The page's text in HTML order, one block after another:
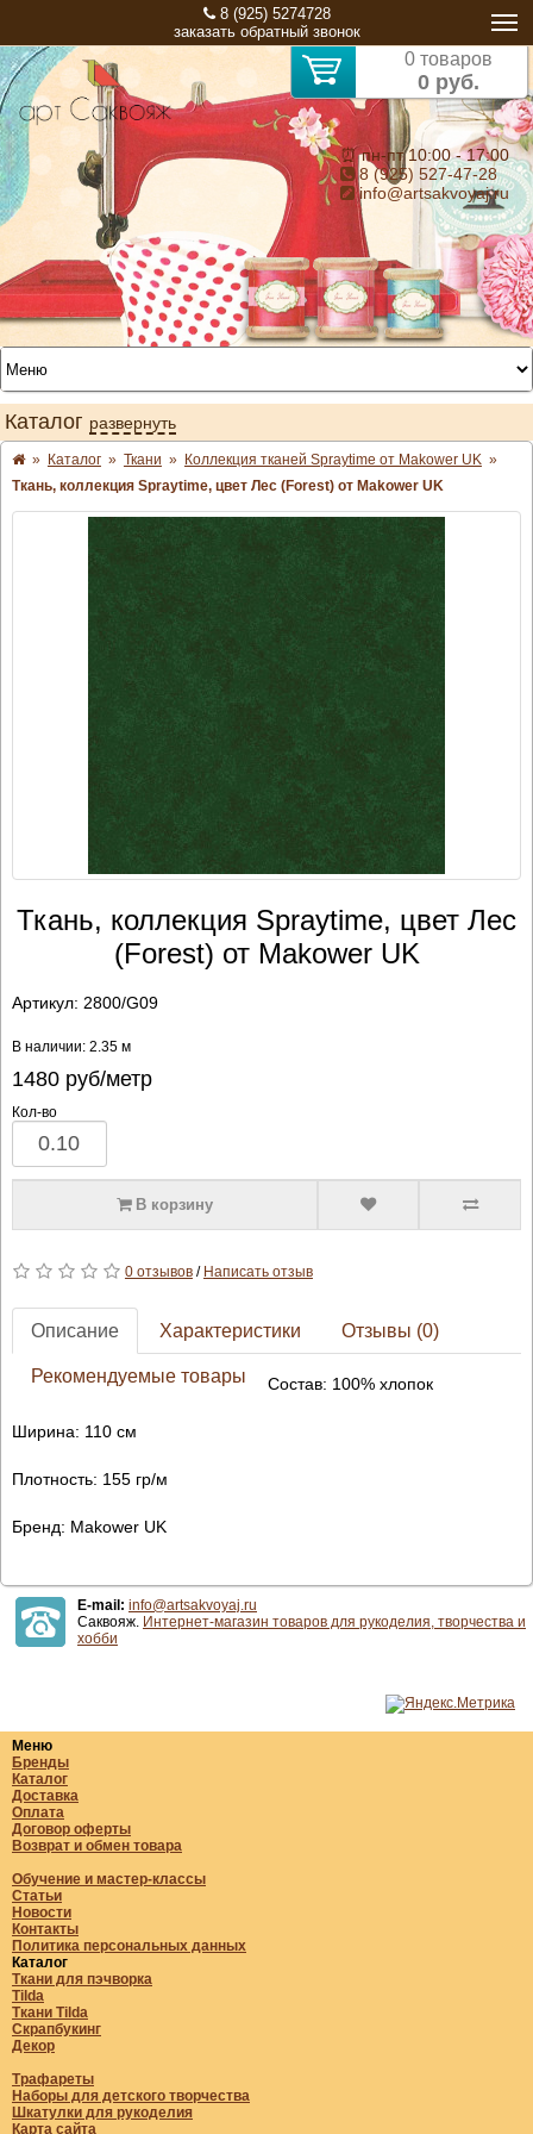
8 (925) 5274728
заказать обратный звонок
0 товаров
0 руб.
⏰ пн-пт 10:00 - 17:00
8 (925) 527-47-28
info@artsakvoyaj.ru
Каталог развернуть
» Каталог » Ткани » Коллекция тканей Spraytime от Makower UK »
Ткань, коллекция Spraytime, цвет Лес (Forest) от Makower UK
Ткань, коллекция Spraytime, цвет Лес
(Forest) от Makower UK
Артикул: 2800/G09
В наличии: 2.35 м
1480руб/метр
Кол-во
В корзину
0 отзывов/ Написать отзыв
Описание Характеристики Отзывы (0)
Рекомендуемые товары Состав: 100% хлопок
Ширина: 110 см
Плотность: 155 гр/м
Бренд: Makower UK
E-mail: info@artsakvoyaj.ru
Саквояж. Интернет-магазин товаров для рукоделия, творчества и
хобби
Меню
Бренды
Каталог
Доставка
Оплата
Договор оферты
Возврат и обмен товара
Обучение и мастер-классы
Статьи
Новости
Контакты
Политика персональных данных
Каталог
Ткани для пэчворка
Tilda
Ткани Tilda
Скрапбукинг
Декор
Трафареты
Наборы для детского творчества
Шкатулки для рукоделия
Карта сайта